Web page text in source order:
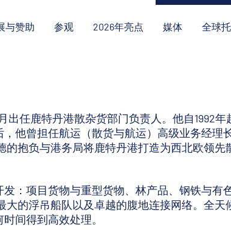
与赞助 参观 2026年亮点 媒体 全球
出任鹿特丹港散杂货部门负责人。他自1992
他曾担任航运（散货与航运）高级业务经理
抱负与港务局将鹿特丹港打造为西北欧领先
：项目货物与重型货物、林产品、钢铁与有
的浮吊船队以及卓越的腹地连接网络。全天
间得到高效处理。